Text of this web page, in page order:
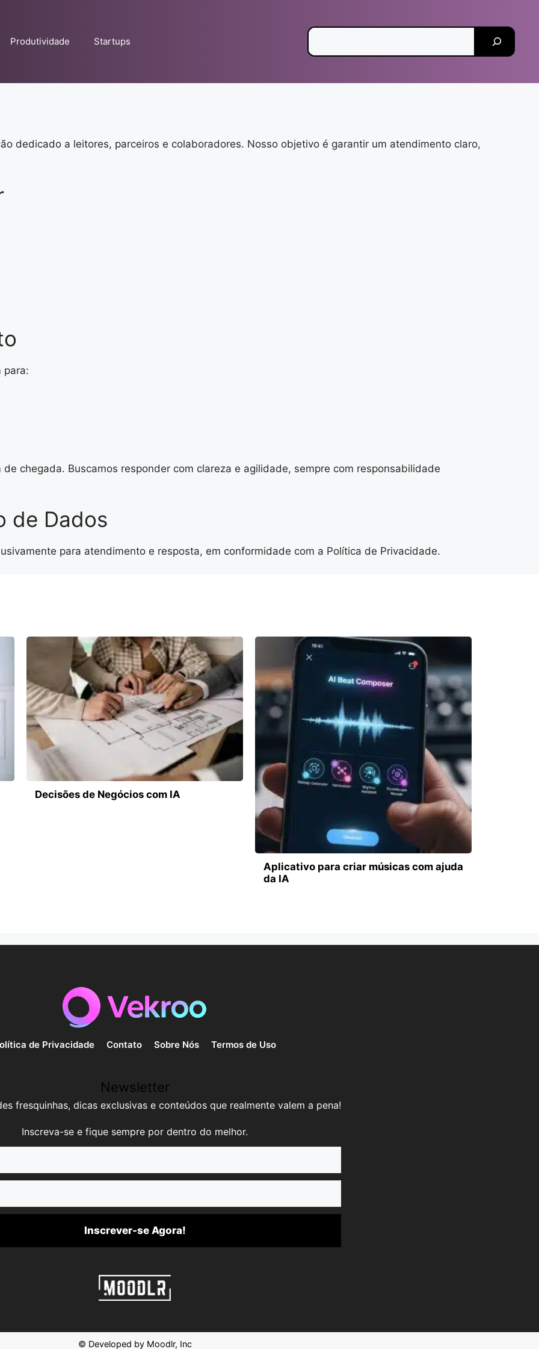
Produtividade Startups
dedicado a leitores, parceiros e colaboradores. Nosso objetivo é garantir um atendimento claro,
para:
chegada. Buscamos responder com clareza e agilidade, sempre com responsabilidade
de Dados
para atendimento e resposta, em conformidade com a Política de Privacidade.
Decisões de Negócios com IA
Aplicativo para criar músicas com ajuda
da IA
de Privacidade Contato Sobre Nós Termos de Uso
Newsletter
fresquinhas, dicas exclusivas e conteúdos que realmente valem a pena!
Inscreva-se e fique sempre por dentro do melhor.
Inscrever-se Agora!